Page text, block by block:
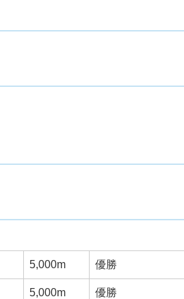
5,000m 優勝
5,000m 優勝